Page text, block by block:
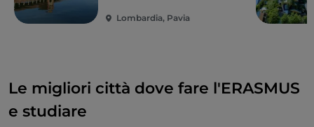
Lombardia, Pavia
Le migliori città dove fare l'ERASMUS
e studiare